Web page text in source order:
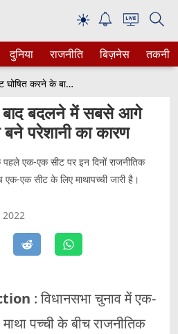
☀
दुनिया राजनीति बिज़नेस तकनीक
सीट घोषित करने के बाद बदलने में सबसे आगे सपा, उसके अपने ही बने परेशानी का कारण
बाद बदलने में सबसे आगे
परेशानी का कारण
एक-एक सीट पर इन दिनों राजनीतिक
एक-एक सीट के लिए माथापच्ची जारी है।
: विधानसभा चुनाव में एक-
पच्ची के बीच राजनीतिक